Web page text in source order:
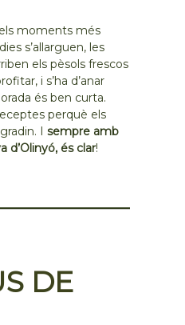
moments més
s’allarguen, les
els pèsols frescos
i s’ha d’anar
és ben curta.
perquè els
I sempre amb
d’Olinyó, és clar!
DE